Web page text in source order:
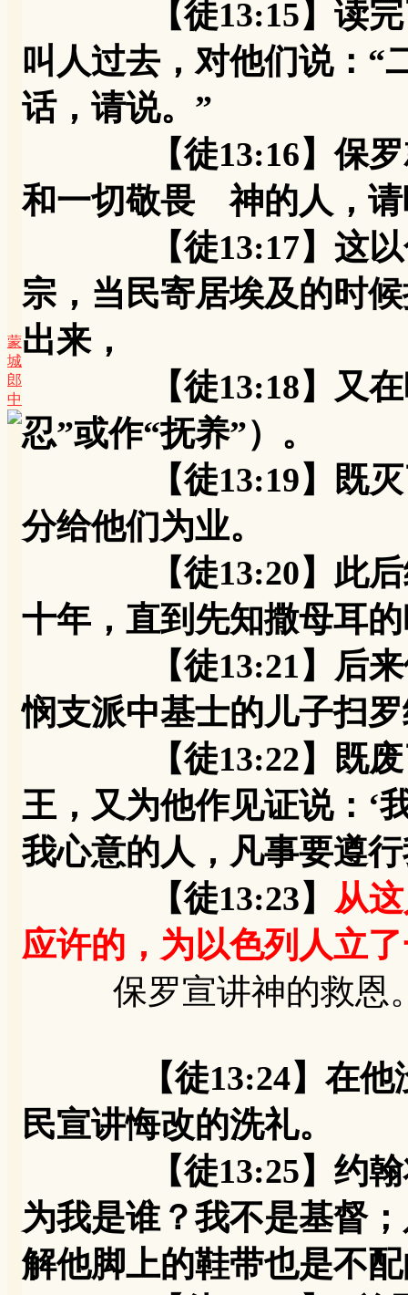
蒙
城
郎
中
【徒13:15】读完了
叫人过去，对他们说：“
话，请说。”
【徒13:16】保罗就
和一切敬畏 神的人，请
【徒13:17】这以色
宗，当民寄居埃及的时
出来，
【徒13:18】又在旷
忍”或作“抚养”）。
【徒13:19】既灭了
分给他们为业。
【徒13:20】此后给
十年，直到先知撒母耳
【徒13:21】后来他
悯支派中基士的儿子扫
【徒13:22】既废了
王，又为他作见证说：‘
我心意的人，凡事要遵
【徒13:23】 从
应许的，为以色列人立
保罗宣讲神的救恩
【徒13:24】在
民宣讲悔改的洗礼。
【徒13:25】约翰将
为我是谁？我不是基督
解他脚上的鞋带也是不配